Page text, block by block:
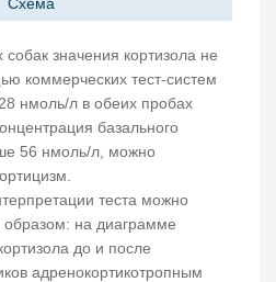
значения кортизола не
коммерческих тест-систем
нмоль/л в обеих пробах
базального
56 нмоль/л, можно
теста можно
на диаграмме
до и после
адренокортикотропным